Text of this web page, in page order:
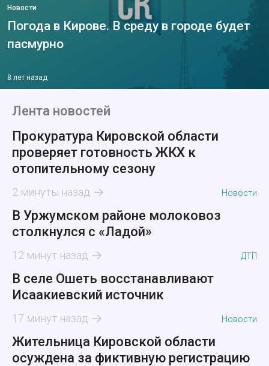
Новости
Погода в Кирове. В среду в городе будет
пасмурно
8 лет назад
Лента новостей
Прокуратура Кировской области
проверяет готовность ЖКХ к
отопительному сезону
2 минуты назад Новости
В Уржумском районе молоковоз
столкнулся с «Ладой»
12 минут назад ДТП
В селе Ошеть восстанавливают
Исаакиевский источник
17 минут назад Новости
Жительница Кировской области
осуждена за фиктивную регистрацию